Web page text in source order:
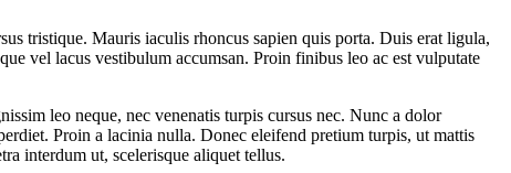
tristique. Mauris iaculis rhoncus sapien quis porta. Duis erat ligula,
vel lacus vestibulum accumsan. Proin finibus leo ac est vulputate
leo neque, nec venenatis turpis cursus nec. Nunc a dolor
Proin a lacinia nulla. Donec eleifend pretium turpis, ut mattis
interdum ut, scelerisque aliquet tellus.